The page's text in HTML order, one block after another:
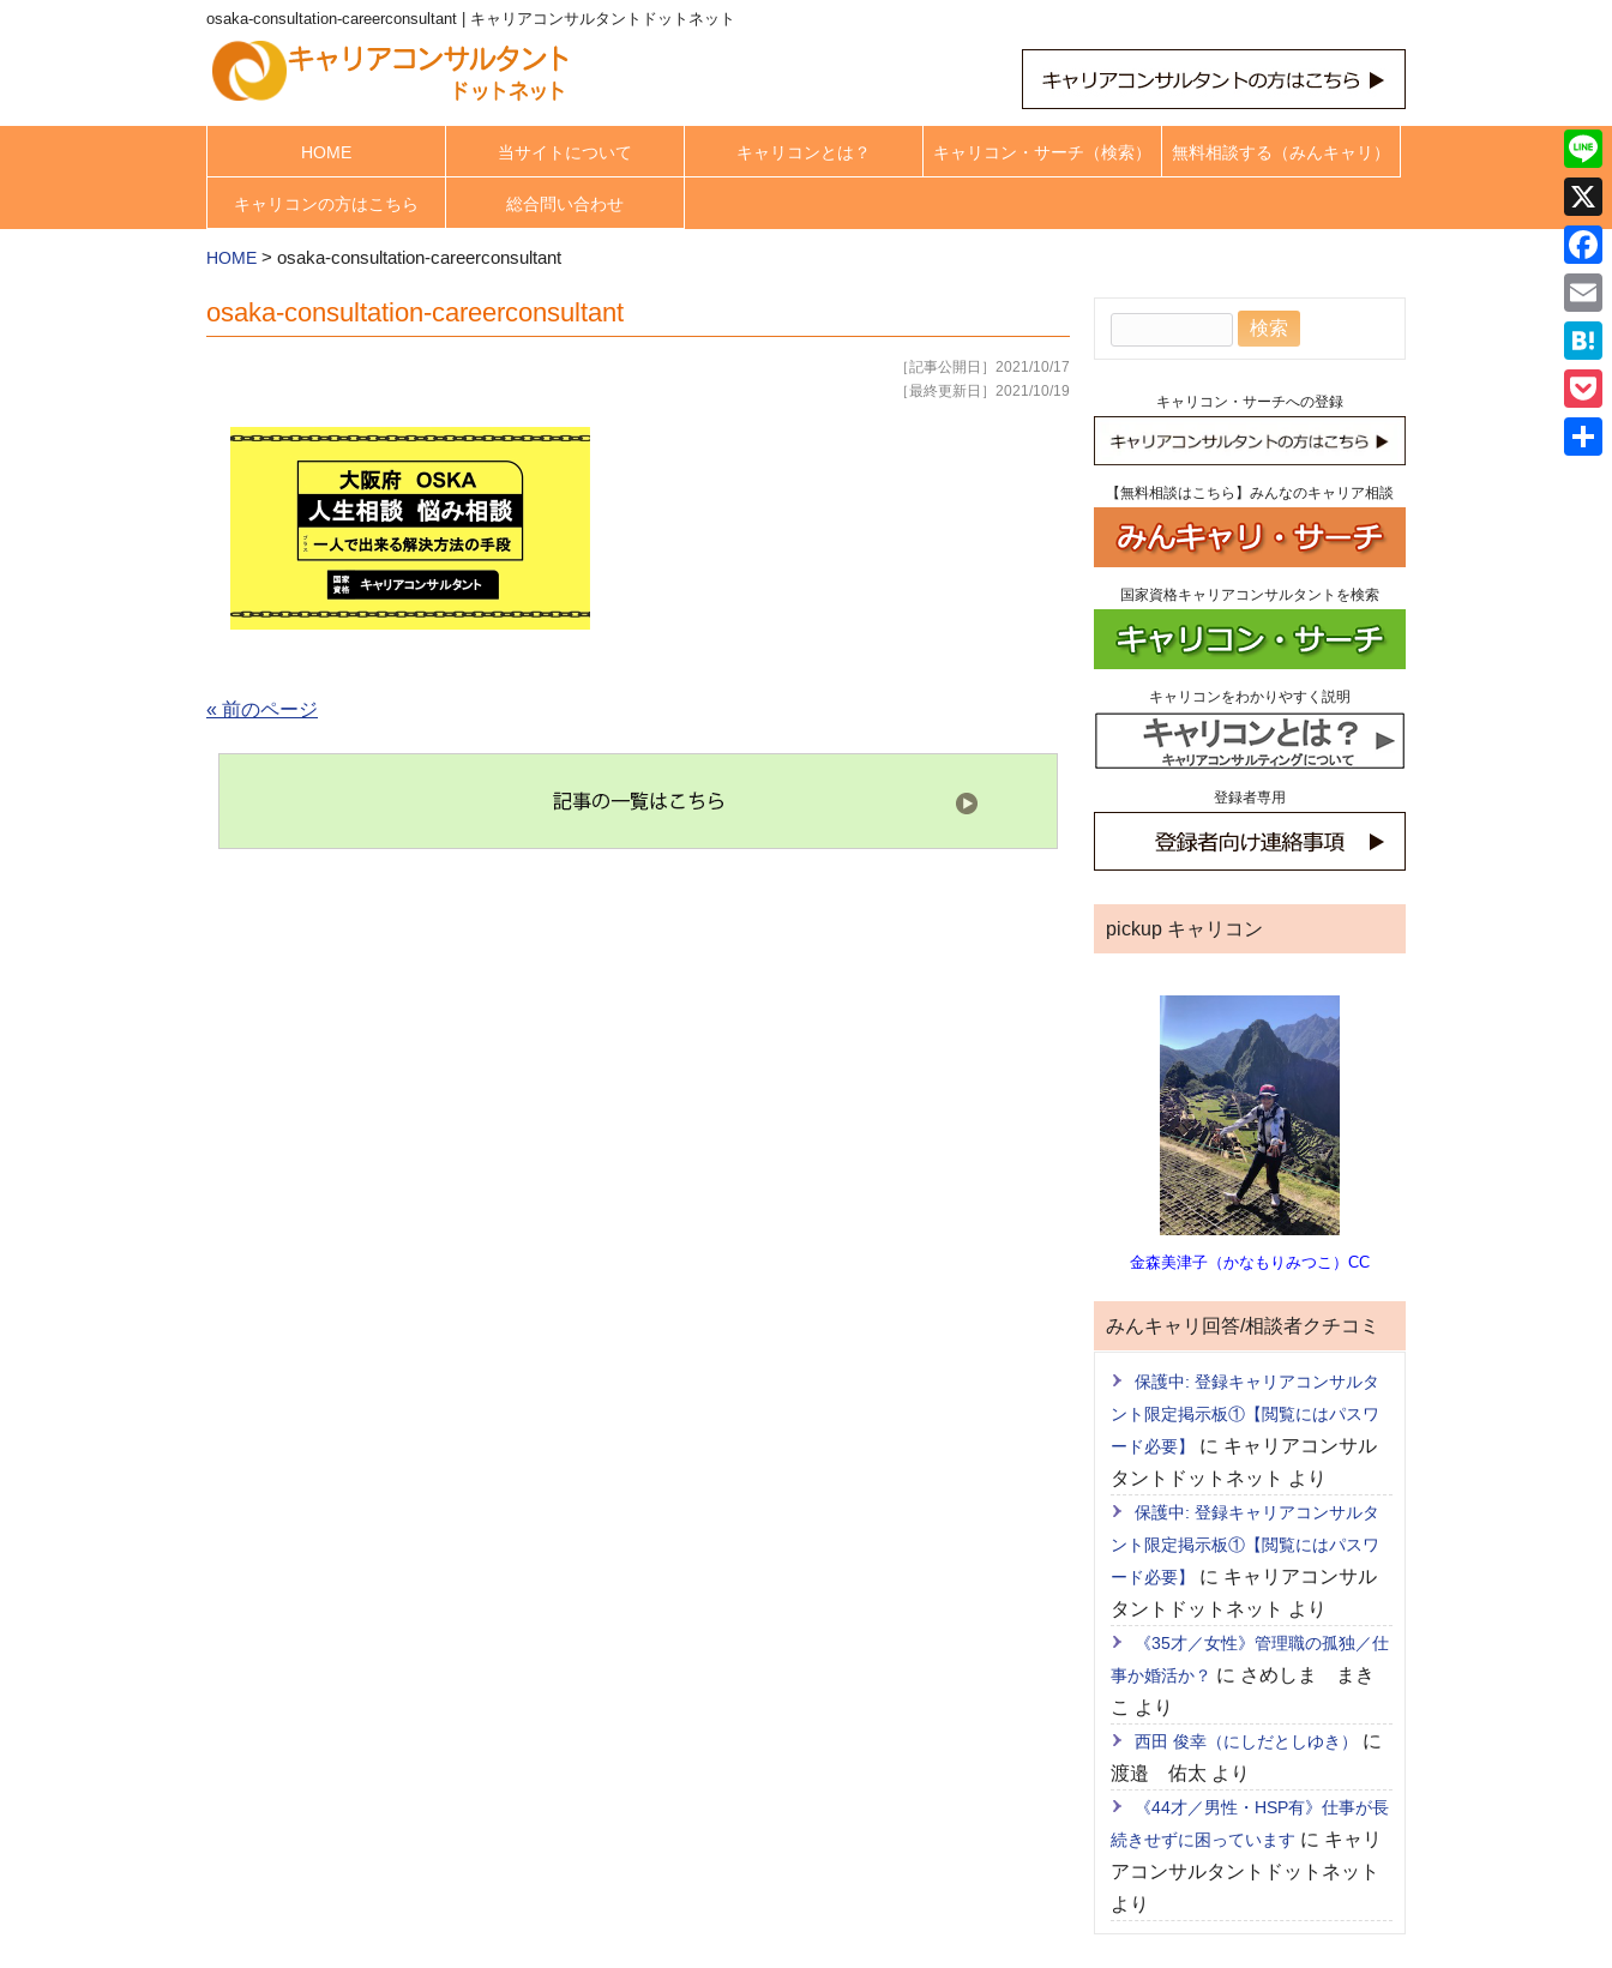
osaka-consultation-careerconsultant | キャリアコンサルタントドットネット
HOME 当サイトについて キャリコンとは？ キャリコン・サーチ（検索） 無料相談する（みんキャリ）
キャリコンの方はこちら 総合問い合わせ
HOME > osaka-consultation-careerconsultant
osaka-consultation-careerconsultant
［記事公開日］2021/10/17
［最終更新日］2021/10/19
« 前のページ
キャリコン・サーチへの登録
【無料相談はこちら】みんなのキャリア相談
国家資格キャリアコンサルタントを検索
キャリコンをわかりやすく説明
登録者専用
pickup キャリコン
金森美津子（かなもりみつこ）CC
みんキャリ回答/相談者クチコミ
保護中: 登録キャリアコンサルタ
ント限定掲示板①【閲覧にはパスワ
ード必要】
に キャリアコンサル
タントドットネット より
保護中: 登録キャリアコンサルタ
ント限定掲示板①【閲覧にはパスワ
ード必要】
に キャリアコンサル
タントドットネット より
《35才／女性》管理職の孤独／仕
事か婚活か？ に さめしま まき
こ より
西田 俊幸（にしだとしゆき）
に
渡邉 佑太 より
《44才／男性・HSP有》仕事が長
続きせずに困っています に キャリ
アコンサルタントドットネット
より
Line
X
Email